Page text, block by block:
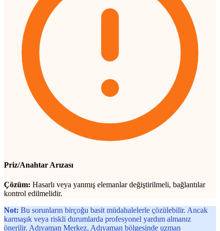
Priz/Anahtar Arızası
Çözüm: Hasarlı veya yanmış elemanlar değiştirilmeli, bağlantılar
kontrol edilmelidir.
Not: Bu sorunların birçoğu basit müdahalelerle çözülebilir. Ancak
karmaşık veya riskli durumlarda profesyonel yardım almanız
önerilir. Adıyaman Merkez, Adıyaman bölgesinde uzman